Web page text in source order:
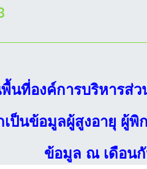
นที่องค์การบริหารส่
เป็นข้อมูลผู้สูงอายุ ผู้พิ
ข้อมูล ณ เดือนกั